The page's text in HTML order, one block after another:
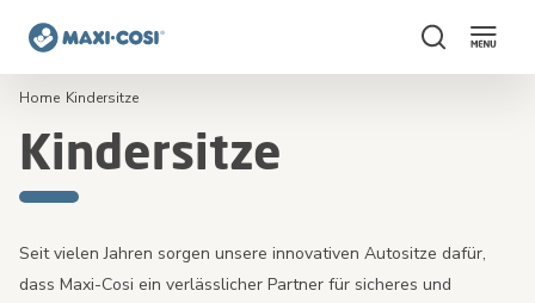
Suchen
Home Kindersitze
Kindersitze
Seit vielen Jahren sorgen unsere innovativen Autositze dafür,
dass Maxi-Cosi ein verlässlicher Partner für sicheres und